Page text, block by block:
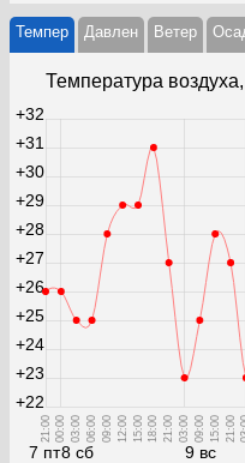
Темпер Давлен Ветер
Температура
7 пт
21:00
8 сб
00:00 03:00 06:00 09:00 12:00 15:00 18:00 21:00
9 вс
03:00 09:00 15:00 21:00
+22
+23
+24
+25
+26
+27
+28
+29
+30
+31
+32